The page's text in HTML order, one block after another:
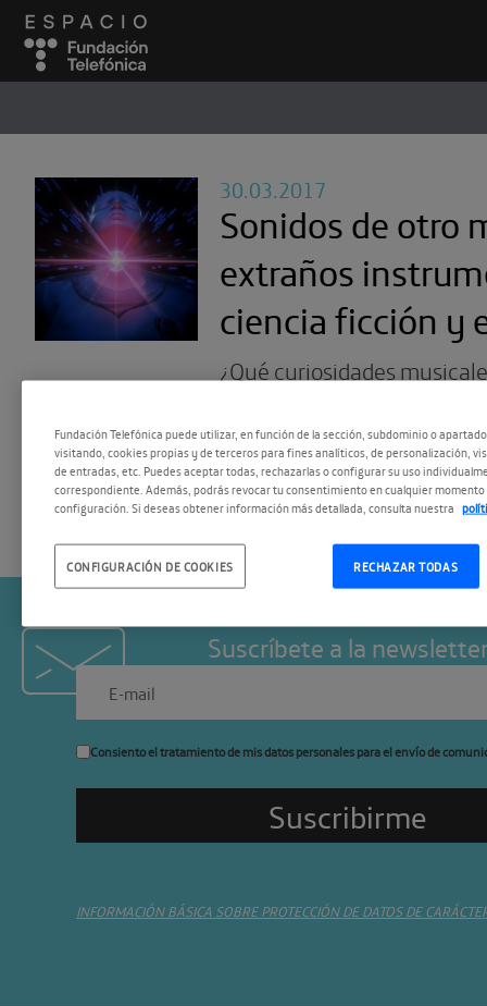
30.03.2017
Sonidos de otro
extraños
ciencia ficción y
¿Qué curiosidades
bandas sonoras?
Suscríbete a la
Consiento el tratamiento de mis datos personales para el envío de
INFORMACIÓN BÁSICA SOBRE PROTECCIÓN DE DATOS DE
Fundación Telefónica puede utilizar, en función de la sección, subdominio o
visitando, cookies propias y de terceros para fines analíticos, de personalización,
de entradas, etc. Puedes aceptar todas, rechazarlas o configurar su uso
correspondiente. Además, podrás revocar tu consentimiento en cualquier momento
configuración. Si deseas obtener información más detallada, consulta nuestra
RECHAZAR TODAS
CONFIGURACIÓN DE COOKIES